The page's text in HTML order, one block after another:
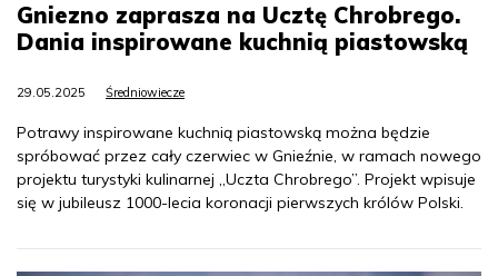
Gniezno zaprasza na Ucztę Chrobrego.
Dania inspirowane kuchnią piastowską
29.05.2025 Średniowiecze
Potrawy inspirowane kuchnią piastowską można będzie
spróbować przez cały czerwiec w Gnieźnie, w ramach nowego
projektu turystyki kulinarnej „Uczta Chrobrego”. Projekt wpisuje
się w jubileusz 1000-lecia koronacji pierwszych królów Polski.